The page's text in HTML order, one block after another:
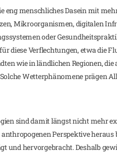
eng menschliches Dasein mit
Mikroorganismen, digitalen
oder
diese Verflechtungen, etwa
wie in ländlichen Regionen,
Wetterphänomene
sind damit längst nicht mehr
Perspektive
und hervorgebracht. Deshalb